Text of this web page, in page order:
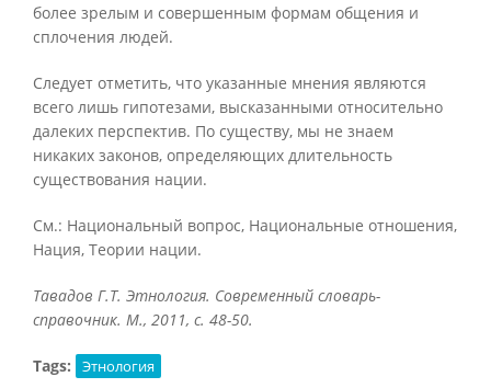
более зрелым и совершенным формам общения и
сплочения людей.
Следует отметить, что указанные мнения являются
всего лишь гипотезами, высказанными относительно
далеких перспектив. По существу, мы не знаем
никаких законов, определяющих длительность
существования нации.
См.: Национальный вопрос, Национальные отношения,
Нация, Теории нации.
Тавадов Г.Т. Этнология. Современный словарь-
справочник. М., 2011, с. 48-50.
Tags: Этнология